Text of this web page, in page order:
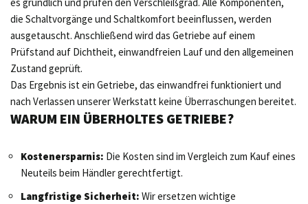
die Schaltvorgänge und Schaltkomfort beeinflussen, werden
ausgetauscht. Anschließend wird das Getriebe auf einem
Prüfstand auf Dichtheit, einwandfreien Lauf und den allgemeinen
Zustand geprüft.
Das Ergebnis ist ein Getriebe, das einwandfrei funktioniert und
nach Verlassen unserer Werkstatt keine Überraschungen bereitet.
WARUM EIN ÜBERHOLTES GETRIEBE?
Kostenersparnis: Die Kosten sind im Vergleich zum Kauf eines
Neuteils beim Händler gerechtfertigt.
Langfristige Sicherheit: Wir ersetzen wichtige